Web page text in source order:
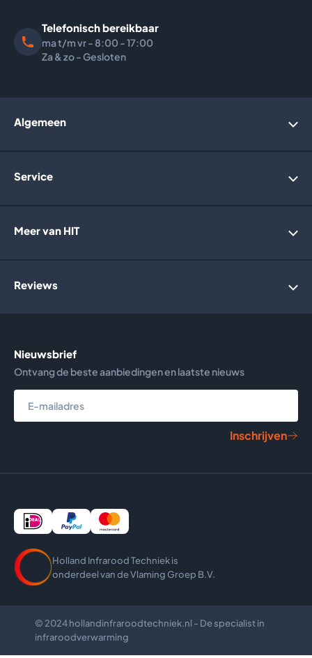
Telefonisch bereikbaar
ma t/m vr - 8:00 - 17:00
Za & zo - Gesloten
Nieuwsbrief
Ontvang de beste aanbiedingen en laatste nieuws
Inschrijven
Algemeen
Bedrijfsgegevens
Service
Retourneren
Meer van HIT
Holland Solar Heating
Holland Infrarood Techniek is
onderdeel van de Vlaming Groep B.V.
Reviews
Meer dan25 jaar ervaring
Bekijk reviews
© 2024 hollandinfraroodtechniek.nl - De specialist in
infraroodverwarming